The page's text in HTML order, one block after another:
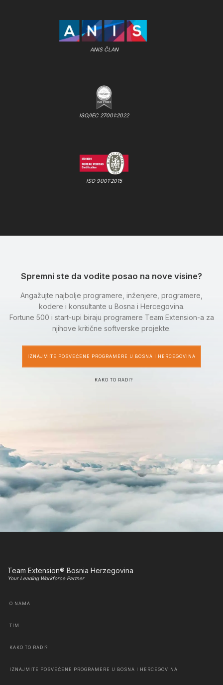
ANIS ČLAN
ISO/IEC 27001:2022
ISO 9001:2015
Spremni ste da vodite posao na nove visine?
Angažujte najbolje programere, inženjere, programere,
kodere i konsultante u Bosna i Hercegovina.
Fortune 500 i start-upi biraju programere Team Extension-a za
njihove kritične softverske projekte.
IZNAJMITE POSVEĆENE PROGRAMERE U BOSNA I HERCEGOVINA
KAKO TO RADI?
Team Extension® Bosnia Herzegovina
Your Leading Workforce Partner
O NAMA
TIM
KAKO TO RADI?
IZNAJMITE POSVEĆENE PROGRAMERE U BOSNA I HERCEGOVINA